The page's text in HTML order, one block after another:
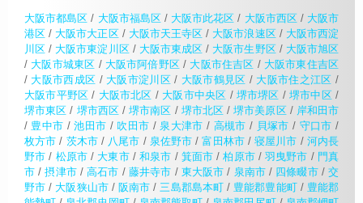
大阪市都島区 / 大阪市福島区/ 大阪市此花区 / 大阪市西区/ 大阪市
港区 / 大阪市大正区/ 大阪市天王寺区 / 大阪市浪速区/ 大阪市西淀
川区 / 大阪市東淀川区/ 大阪市東成区 / 大阪市生野区/ 大阪市旭区
/ 大阪市城東区 / 大阪市阿倍野区 / 大阪市住吉区 / 大阪市東住吉区
/ 大阪市西成区 / 大阪市淀川区 / 大阪市鶴見区 / 大阪市住之江区 /
大阪市平野区 / 大阪市北区 / 大阪市中央区 / 堺市堺区 /堺市中区/
堺市東区 / 堺市西区/堺市南区 / 堺市北区 /堺市美原区/ 岸和田市
/ 豊中市 /池田市 / 吹田市 / 泉大津市 / 高槻市 / 貝塚市 / 守口市 /
枚方市 / 茨木市/ 八尾市 / 泉佐野市 /富田林市/寝屋川市 / 河内長
野市 / 松原市/ 大東市/ 和泉市 / 箕面市 /柏原市/羽曳野市 / 門真
市 /摂津市/高石市 / 藤井寺市 / 東大阪市 / 泉南市/ 四條畷市/交
野市 / 大阪狭山市/阪南市 / 三島郡島本町 / 豊能郡豊能町/ 豊能郡